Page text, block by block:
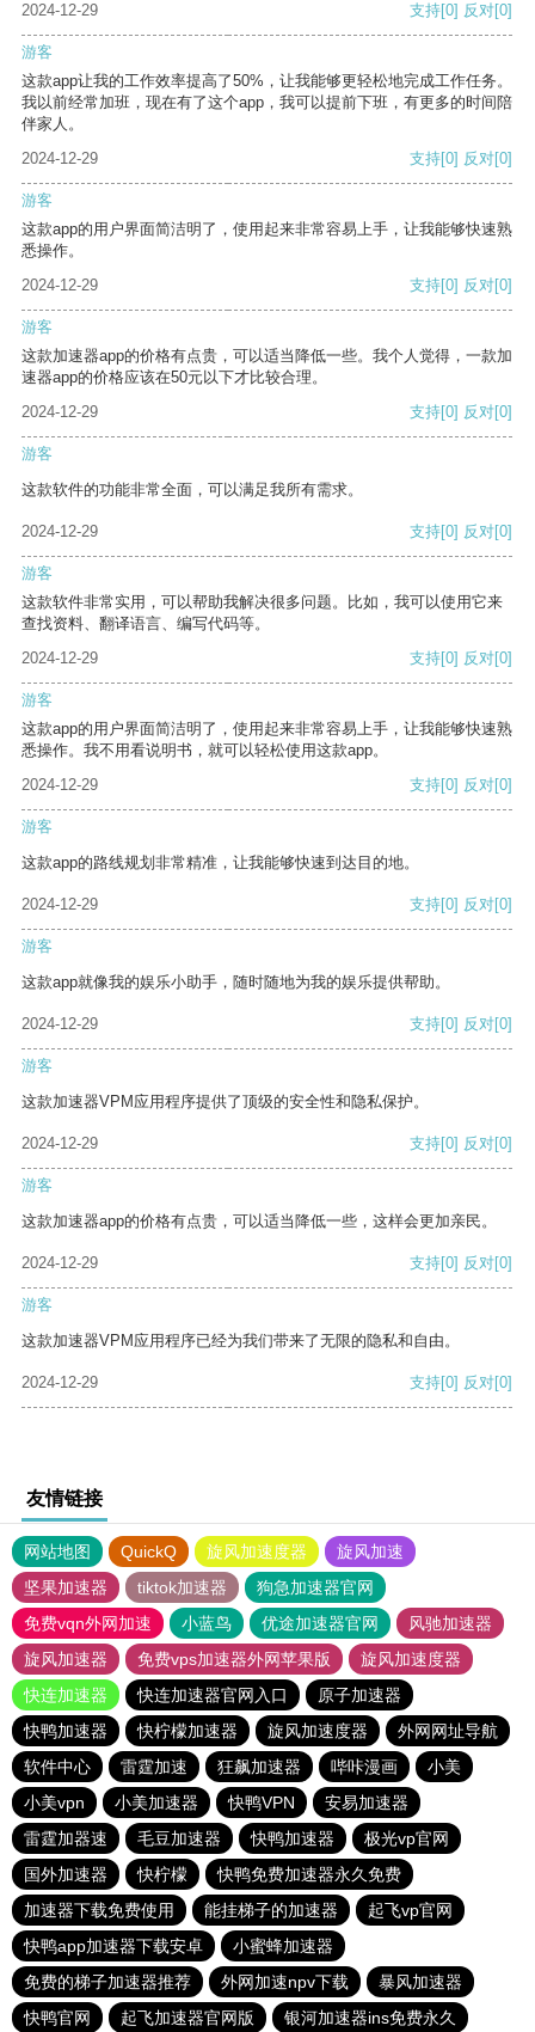
2024-12-29 支持[0] 反对[0]
游客
这款app让我的工作效率提高了50%，让我能够更轻松地完成工作任务。
我以前经常加班，现在有了这个app，我可以提前下班，有更多的时间陪
伴家人。
2024-12-29
支持[0] 反对[0]
游客
这款app的用户界面简洁明了，使用起来非常容易上手，让我能够快速熟
悉操作。
2024-12-29
支持[0] 反对[0]
游客
这款加速器app的价格有点贵，可以适当降低一些。我个人觉得，一款加
速器app的价格应该在50元以下才比较合理。
2024-12-29
支持[0] 反对[0]
游客
这款软件的功能非常全面，可以满足我所有需求。
2024-12-29 支持[0] 反对[0]
游客
这款软件非常实用，可以帮助我解决很多问题。比如，我可以使用它来
查找资料、翻译语言、编写代码等。
2024-12-29
支持[0] 反对[0]
游客
这款app的用户界面简洁明了，使用起来非常容易上手，让我能够快速熟
悉操作。我不用看说明书，就可以轻松使用这款app。
2024-12-29
支持[0] 反对[0]
游客
这款app的路线规划非常精准，让我能够快速到达目的地。
2024-12-29 支持[0] 反对[0]
游客
这款app就像我的娱乐小助手，随时随地为我的娱乐提供帮助。
2024-12-29 支持[0] 反对[0]
游客
这款加速器VPM应用程序提供了顶级的安全性和隐私保护。
2024-12-29 支持[0] 反对[0]
游客
这款加速器app的价格有点贵，可以适当降低一些，这样会更加亲民。
2024-12-29 支持[0] 反对[0]
游客
这款加速器VPM应用程序已经为我们带来了无限的隐私和自由。
2024-12-29 支持[0] 反对[0]
友情链接
网站地图 QuickQ 旋风加速度器
旋风加速
坚果加速器
tiktok加速器
狗急加速器官网
免费vqn外网加速
小蓝鸟 优途加速器官网
风驰加速器
旋风加速器
免费vps加速器外网苹果版
旋风加速度器
快连加速器
快连加速器官网入口
原子加速器
快鸭加速器
快柠檬加速器 旋风加速度器
外网网址导航
软件中心
雷霆加速 狂飙加速器 哔咔漫画
小美
小美vpn
小美加速器 快鸭VPN
安易加速器
雷霆加器速
毛豆加速器 快鸭加速器
极光vp官网
国外加速器
快柠檬
快鸭免费加速器永久免费
加速器下载免费使用
能挂梯子的加速器
起飞vp官网
快鸭app加速器下载安卓
小蜜蜂加速器
免费的梯子加速器推荐
外网加速npv下载
暴风加速器
快鸭官网
起飞加速器官网版 银河加速器ins免费永久